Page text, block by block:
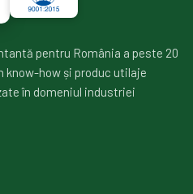
pentru România a peste 20
know-how și produc utilaje
în domeniul industriei